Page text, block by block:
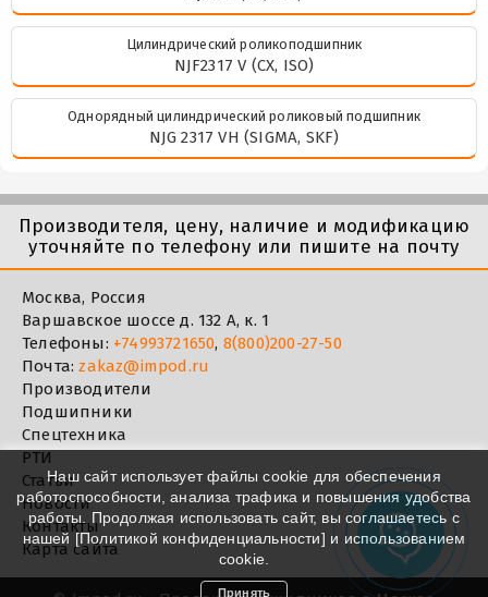
Цилиндрический роликоподшипник
NJF2317 V (CX, ISO)
Однорядный цилиндрический роликовый подшипник
NJG 2317 VH (SIGMA, SKF)
Производителя, цену, наличие и модификацию
уточняйте по телефону или пишите на почту
Москва, Россия
Варшавское шоссе д. 132 А, к. 1
Телефоны: +74993721650, 8(800)200-27-50
Почта:zakaz@impod.ru
Производители
Подшипники
Спецтехника
РТИ
Статьи
Новости
Контакты
Карта сайта
Наш сайт использует файлы cookie для обеспечения
работоспособности, анализа трафика и повышения удобства
работы. Продолжая использовать сайт, вы соглашаетесь с
нашей [Политикой конфиденциальности] и использованием
cookie.
Принять